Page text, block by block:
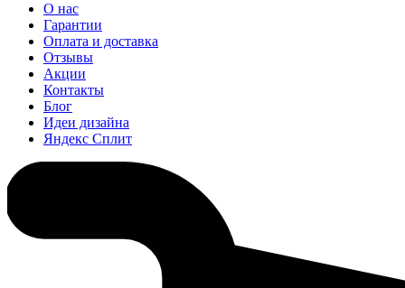
О нас
Гарантии
Оплата и доставка
Отзывы
Акции
Контакты
Блог
Идеи дизайна
Яндекс Сплит